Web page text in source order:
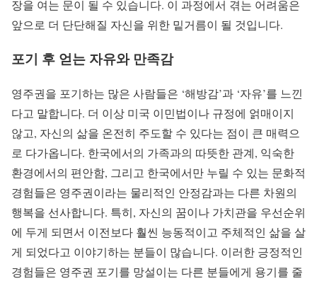
장을 여는 문이 될 수 있습니다. 이 과정에서 겪는 어려움은
앞으로 더 단단해질 자신을 위한 밑거름이 될 것입니다.
포기 후 얻는 자유와 만족감
영주권을 포기하는 많은 사람들은 ‘해방감’과 ‘자유’를 느낀
다고 말합니다. 더 이상 미국 이민법이나 규정에 얽매이지
않고, 자신의 삶을 온전히 주도할 수 있다는 점이 큰 매력으
로 다가옵니다. 한국에서의 가족과의 따뜻한 관계, 익숙한
환경에서의 편안함, 그리고 한국에서만 누릴 수 있는 문화적
경험들은 영주권이라는 물리적인 안정감과는 다른 차원의
행복을 선사합니다. 특히, 자신의 꿈이나 가치관을 우선순위
에 두게 되면서 이전보다 훨씬 능동적이고 주체적인 삶을 살
게 되었다고 이야기하는 분들이 많습니다. 이러한 긍정적인
경험들은 영주권 포기를 망설이는 다른 분들에게 용기를 줄